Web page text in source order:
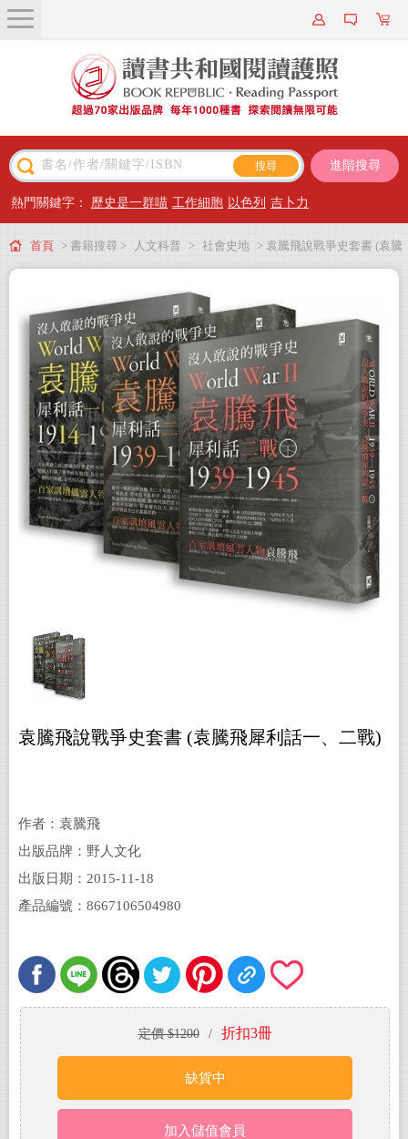
關於我們
近期新書
主題閱讀
出版專區
會員專屬
會員儲值方案
進階搜尋
熱門關鍵字： 歷史是一群喵 工作細胞 以色列 吉卜力
首頁 > 書籍搜尋 > 人文科普 > 社會史地 > 袁騰飛說戰爭史套書 (袁騰
袁騰飛說戰爭史套書 (袁騰飛犀利話一、二戰)
作者：袁騰飛
出版品牌：野人文化
出版日期：2015-11-18
產品編號：8667106504980
定價 $1200 / 折扣3冊
缺貨中
加入儲值會員